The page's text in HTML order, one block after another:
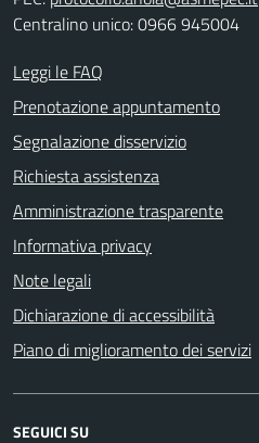
Centralino unico: 0966 945004
Leggi le FAQ
Prenotazione appuntamento
Segnalazione disservizio
Richiesta assistenza
Amministrazione trasparente
Informativa privacy
Note legali
Dichiarazione di accessibilità
Piano di miglioramento dei servizi
SEGUICI SU